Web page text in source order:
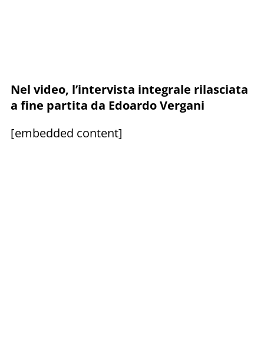
Nel video, l’intervista integrale rilasciata
a fine partita da Edoardo Vergani
[embedded content]